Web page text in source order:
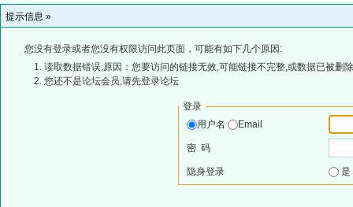
提示信息 »
您没有登录或者您没有权限访问此页面，可能有如下几个原因:
读取数据错误,原因：您要访问的链接无效,可能链接不完整,或数据已被删
您还不是论坛会员,请先登录论坛
登录
用户名
Email
密 码
隐身登录